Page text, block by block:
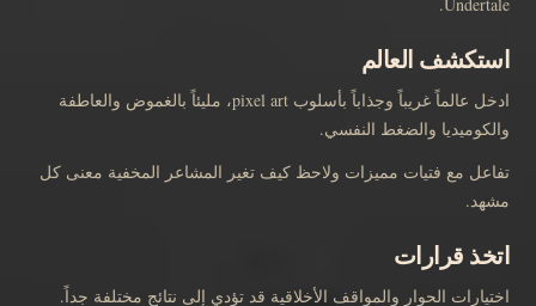
استكشف العالم
ادخل عالماً غريباً وجذاباً بأسلوب pixel art، مليئاً بالغموض والعاطفة
والكوميديا والضغط النفسي.
تفاعل مع فتيات مميزات ولاحظ كيف تغير المشاعر المخفية معنى كل
مشهد.
اتخذ قرارات
اختيارات الحوار والمواقف الأخلاقية قد تؤدي إلى نتائج مختلفة جداً.